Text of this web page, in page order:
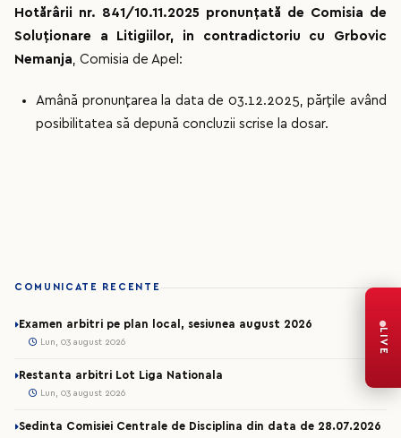
Hotărârii nr. 841/10.11.2025 pronunțată de Comisia de
Soluționare a Litigiilor, in contradictoriu cu Grbovic
Nemanja, Comisia de Apel:
Amână pronunțarea la data de 03.12.2025, părțile având
posibilitatea să depună concluzii scrise la dosar.
COMUNICATE RECENTE
Examen arbitri pe plan local, sesiunea august 2026
Lun, 03 august 2026
Restanta arbitri Lot Liga Nationala
Lun, 03 august 2026
Sedinta Comisiei Centrale de Disciplina din data de 28.07.2026
LIVE